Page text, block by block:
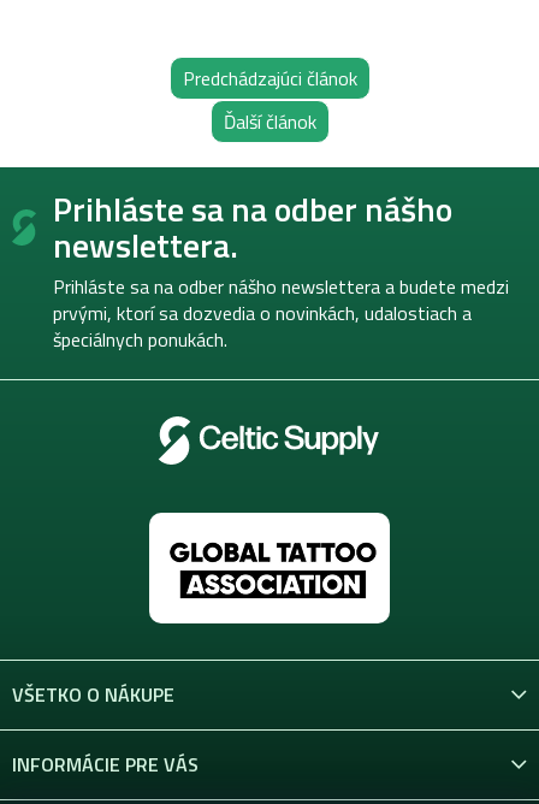
Predchádzajúci článok
Ďalší článok
Z
Prihláste sa na odber nášho
newslettera.
Prihláste sa na odber nášho newslettera a budete medzi
prvými, ktorí sa dozvedia o novinkách, udalostiach a
špeciálnych ponukách.
VŠETKO O NÁKUPE
INFORMÁCIE PRE VÁS